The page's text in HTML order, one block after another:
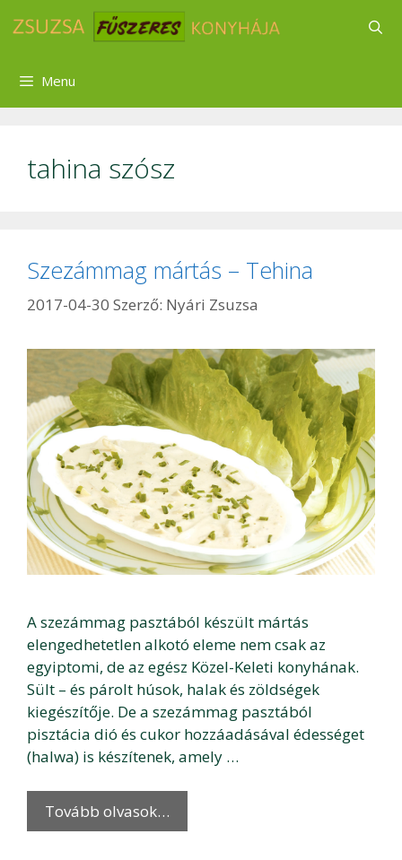
Menu
tahina szósz
Szezámmag mártás – Tehina
2017-04-30 Szerző: Nyári Zsuzsa
A szezámmag pasztából készült mártás
elengedhetetlen alkotó eleme nem csak az
egyiptomi, de az egész Közel-Keleti konyhának.
Sült – és párolt húsok, halak és zöldségek
kiegészítője. De a szezámmag pasztából
pisztácia dió és cukor hozzáadásával édességet
(halwa) is készítenek, amely …
Tovább olvasok…